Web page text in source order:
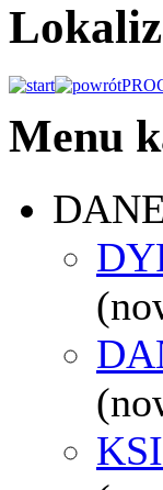
Menu